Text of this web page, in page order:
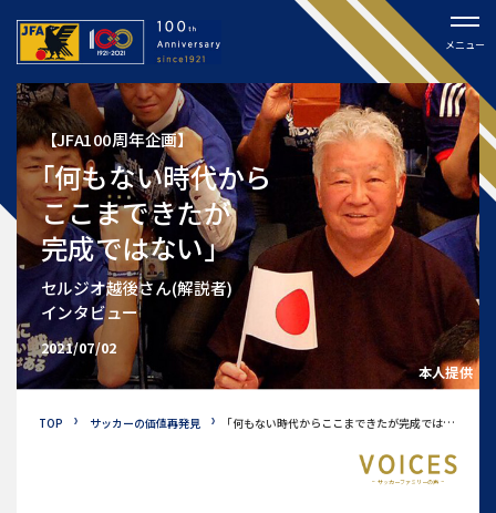
メニュー
【JFA100周年企画】
｢何もない時代から
ここまできたが
完成ではない｣
セルジオ越後さん(解説者)
インタビュー
2021/07/02
本人提供
TOP サッカーの価値再発見 ｢何もない時代から ここまできたが完成ではない｣
サッカーファミリーの声